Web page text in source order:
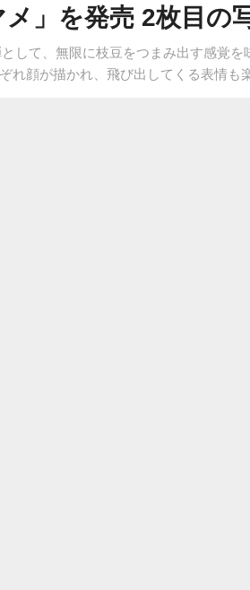
」を発売 2枚目の
して、無限に枝豆をつまみ出す感覚を
顔が描かれ、飛び出してくる表情も